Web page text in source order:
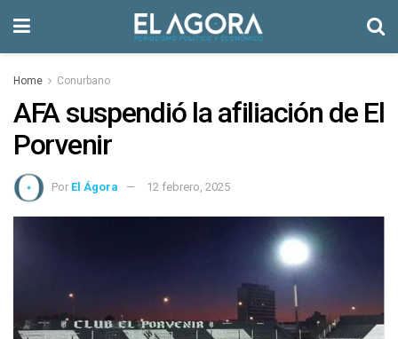
Home Conurbano
AFA suspendió la afiliación de El
Porvenir
Por El Ágora 12 febrero, 2025